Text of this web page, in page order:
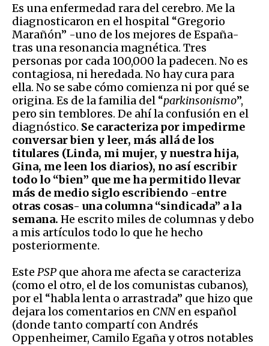
Es una enfermedad rara del cerebro. Me la
diagnosticaron en el hospital “Gregorio
Marañón” -uno de los mejores de España-
tras una resonancia magnética. Tres
personas por cada 100,000 la padecen. No es
contagiosa, ni heredada. No hay cura para
ella. No se sabe cómo comienza ni por qué se
origina. Es de la familia del “parkinsonismo”,
pero sin temblores. De ahí la confusión en el
diagnóstico. Se caracteriza por impedirme
conversar bien y leer, más allá de los
titulares (Linda, mi mujer, y nuestra hija,
Gina, me leen los diarios), no así escribir
todo lo “bien” que me ha permitido llevar
más de medio siglo escribiendo -entre
otras cosas- una columna “sindicada” a la
semana. He escrito miles de columnas y debo
a mis artículos todo lo que he hecho
posteriormente.
Este PSP que ahora me afecta se caracteriza
(como el otro, el de los comunistas cubanos),
por el “habla lenta o arrastrada” que hizo que
dejara los comentarios en CNNen español
(donde tanto compartí con Andrés
Oppenheimer, Camilo Egaña y otros notables